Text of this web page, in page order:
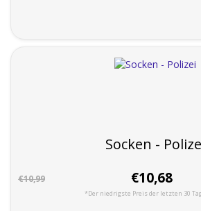
Socken -
€10,99 €10,68
*Der niedrigste Preis der letzten 30